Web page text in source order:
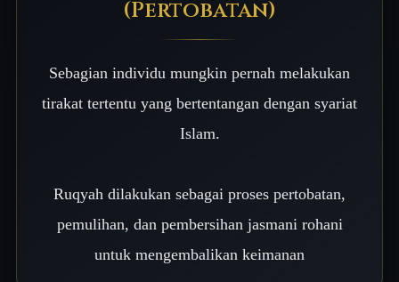
(Pertobatan)
Sebagian individu mungkin pernah melakukan
tirakat tertentu yang bertentangan dengan syariat
Islam.
Ruqyah dilakukan sebagai proses pertobatan,
pemulihan, dan pembersihan jasmani rohani
untuk mengembalikan keimanan